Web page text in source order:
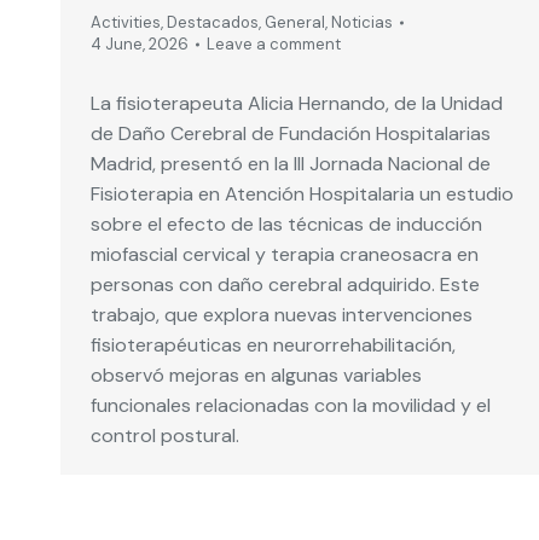
Activities, Destacados, General, Noticias
4 June, 2026
Leave a comment
La fisioterapeuta Alicia Hernando, de la Unidad
de Daño Cerebral de Fundación Hospitalarias
Madrid, presentó en la III Jornada Nacional de
Fisioterapia en Atención Hospitalaria un estudio
sobre el efecto de las técnicas de inducción
miofascial cervical y terapia craneosacra en
personas con daño cerebral adquirido. Este
trabajo, que explora nuevas intervenciones
fisioterapéuticas en neurorrehabilitación,
observó mejoras en algunas variables
funcionales relacionadas con la movilidad y el
control postural.